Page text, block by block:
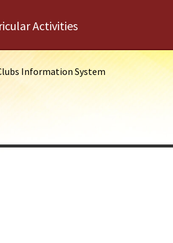
Activities
Information System